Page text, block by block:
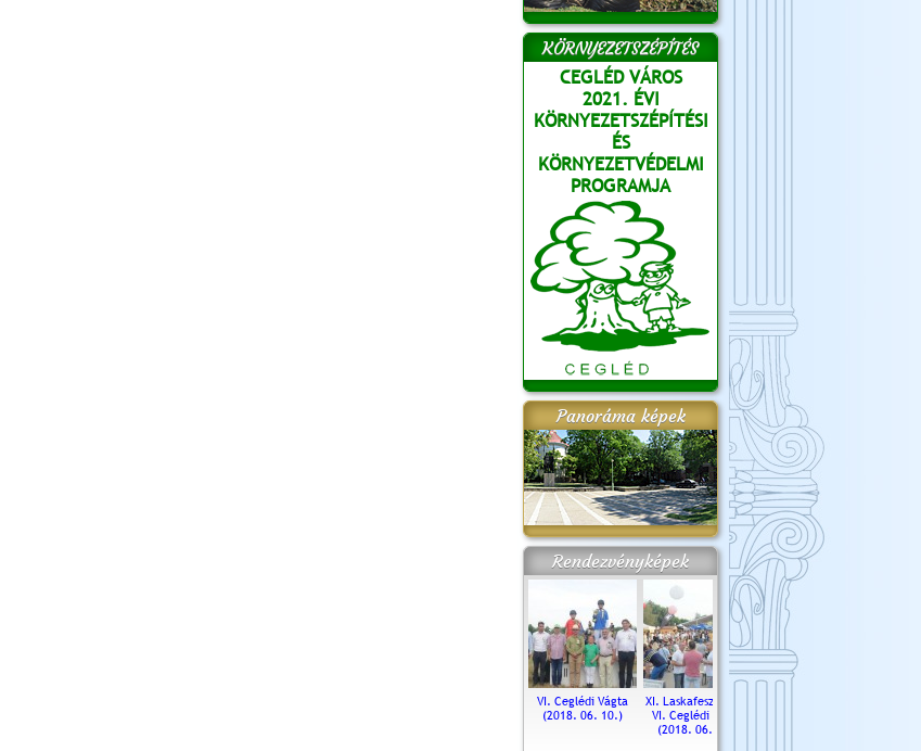
KÖRNYEZETSZÉPÍTÉS
CEGLÉD VÁROS
2021. ÉVI
KÖRNYEZETSZÉPÍTÉSI
ÉS
KÖRNYEZETVÉDELMI
PROGRAMJA
Panoráma képek
Rendezvényképek
VI. Ceglédi Vágta
(2018. 06. 10.)
XI. Laskafesztivál és
VI. Ceglédi Vágta
(2018. 06. 10.)